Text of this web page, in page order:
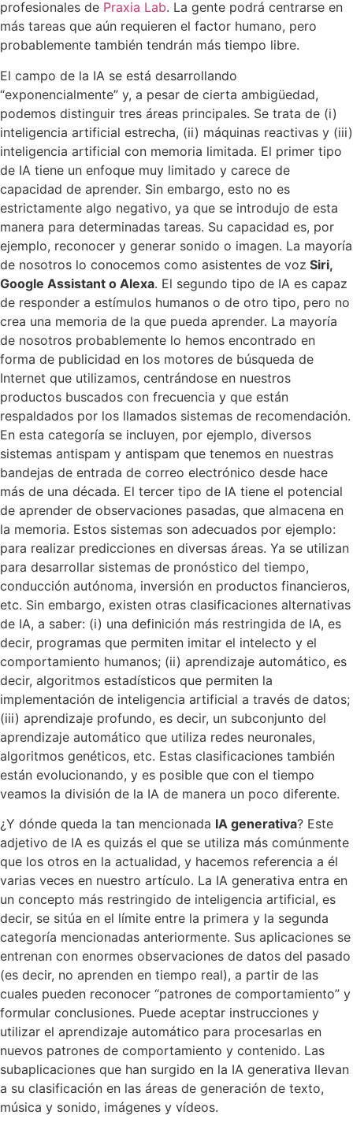
profesionales de Praxia Lab. La gente podrá centrarse en
más tareas que aún requieren el factor humano, pero
probablemente también tendrán más tiempo libre.
El campo de la IA se está desarrollando
“exponencialmente” y, a pesar de cierta ambigüedad,
podemos distinguir tres áreas principales. Se trata de (i)
inteligencia artificial estrecha, (ii) máquinas reactivas y (iii)
inteligencia artificial con memoria limitada. El primer tipo
de IA tiene un enfoque muy limitado y carece de
capacidad de aprender. Sin embargo, esto no es
estrictamente algo negativo, ya que se introdujo de esta
manera para determinadas tareas. Su capacidad es, por
ejemplo, reconocer y generar sonido o imagen. La mayoría
de nosotros lo conocemos como asistentes de voz Siri,
Google Assistant o Alexa. El segundo tipo de IA es capaz
de responder a estímulos humanos o de otro tipo, pero no
crea una memoria de la que pueda aprender. La mayoría
de nosotros probablemente lo hemos encontrado en
forma de publicidad en los motores de búsqueda de
Internet que utilizamos, centrándose en nuestros
productos buscados con frecuencia y que están
respaldados por los llamados sistemas de recomendación.
En esta categoría se incluyen, por ejemplo, diversos
sistemas antispam y antispam que tenemos en nuestras
bandejas de entrada de correo electrónico desde hace
más de una década. El tercer tipo de IA tiene el potencial
de aprender de observaciones pasadas, que almacena en
la memoria. Estos sistemas son adecuados por ejemplo:
para realizar predicciones en diversas áreas. Ya se utilizan
para desarrollar sistemas de pronóstico del tiempo,
conducción autónoma, inversión en productos financieros,
etc. Sin embargo, existen otras clasificaciones alternativas
de IA, a saber: (i) una definición más restringida de IA, es
decir, programas que permiten imitar el intelecto y el
comportamiento humanos; (ii) aprendizaje automático, es
decir, algoritmos estadísticos que permiten la
implementación de inteligencia artificial a través de datos;
(iii) aprendizaje profundo, es decir, un subconjunto del
aprendizaje automático que utiliza redes neuronales,
algoritmos genéticos, etc. Estas clasificaciones también
están evolucionando, y es posible que con el tiempo
veamos la división de la IA de manera un poco diferente.
¿Y dónde queda la tan mencionada IA generativa? Este
adjetivo de IA es quizás el que se utiliza más comúnmente
que los otros en la actualidad, y hacemos referencia a él
varias veces en nuestro artículo. La IA generativa entra en
un concepto más restringido de inteligencia artificial, es
decir, se sitúa en el límite entre la primera y la segunda
categoría mencionadas anteriormente. Sus aplicaciones se
entrenan con enormes observaciones de datos del pasado
(es decir, no aprenden en tiempo real), a partir de las
cuales pueden reconocer “patrones de comportamiento” y
formular conclusiones. Puede aceptar instrucciones y
utilizar el aprendizaje automático para procesarlas en
nuevos patrones de comportamiento y contenido. Las
subaplicaciones que han surgido en la IA generativa llevan
a su clasificación en las áreas de generación de texto,
música y sonido, imágenes y vídeos.